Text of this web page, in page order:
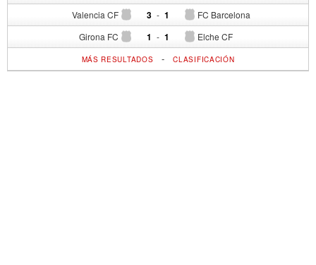
Valencia CF 3 - FC Barcelona
1
Girona FC 1 - Elche CF
1
MÁS RESULTADOS -CLASIFICACIÓN